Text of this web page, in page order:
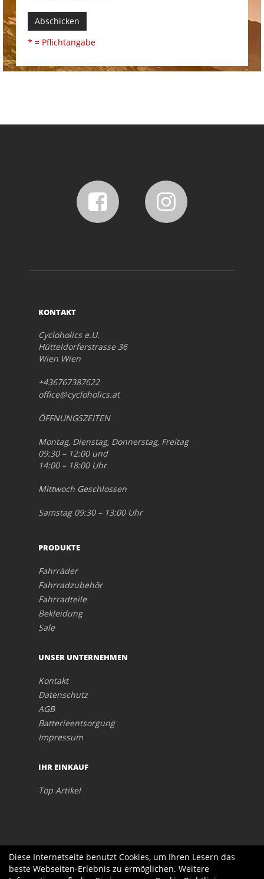
Abschicken
* = Pflichtangabe
KONTAKT
Cycloholics e.U.
Hütteldorferstrasse 36
Wien Wien
+436767387622
office@cycloholics.at
ÖFFNUNGSZEITEN
Montag, Dienstag, Donnerstag, Freitag
09:30 – 12:00 und
14:00 – 18:00 Uhr
Mittwoch Geschlossen
Samstag 09:30 – 13:00 Uhr
PRODUKTE
Fahrräder
Fahrradzubehör
Fahrradteile
Bekleidung
Sale
UNSER UNTERNEHMEN
Kontakt
Datenschutz
AGB
Batterieentsorgung
Impressum
IHR EINKAUF
Top Artikel
Diese Internetseite benutzt Cookies, um Ihren Lesern das
beste Webseiten-Erlebnis zu ermöglichen. Weitere